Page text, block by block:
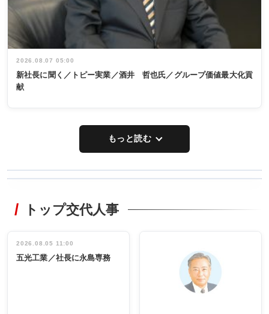
2026.08.07 05:00
新社長に聞く／トピー実業／酒井 哲也氏／グループ価値最大化貢
献
もっと読む
非鉄業界で
インタビュ
ー／社内ア
タックトレー
祝う 業界関
係者ら220人
出席
トップ交代人事
2026.08.05 11:00
五光工業／社長に永島専務